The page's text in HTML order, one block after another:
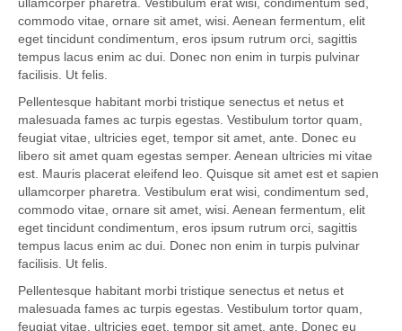
commodo vitae, ornare sit amet, wisi. Aenean fermentum, elit
eget tincidunt condimentum, eros ipsum rutrum orci, sagittis
tempus lacus enim ac dui. Donec non enim in turpis pulvinar
facilisis. Ut felis.
Pellentesque habitant morbi tristique senectus et netus et
malesuada fames ac turpis egestas. Vestibulum tortor quam,
feugiat vitae, ultricies eget, tempor sit amet, ante. Donec eu
libero sit amet quam egestas semper. Aenean ultricies mi vitae
est. Mauris placerat eleifend leo. Quisque sit amet est et sapien
ullamcorper pharetra. Vestibulum erat wisi, condimentum sed,
commodo vitae, ornare sit amet, wisi. Aenean fermentum, elit
eget tincidunt condimentum, eros ipsum rutrum orci, sagittis
tempus lacus enim ac dui. Donec non enim in turpis pulvinar
facilisis. Ut felis.
Pellentesque habitant morbi tristique senectus et netus et
malesuada fames ac turpis egestas. Vestibulum tortor quam,
feugiat vitae, ultricies eget, tempor sit amet, ante. Donec eu